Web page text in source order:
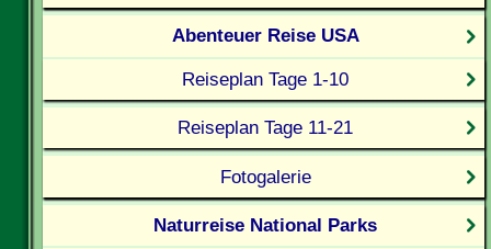
Abenteuer Reise USA
Reiseplan Tage 1-10
Reiseplan Tage 11-21
Fotogalerie
Naturreise National Parks